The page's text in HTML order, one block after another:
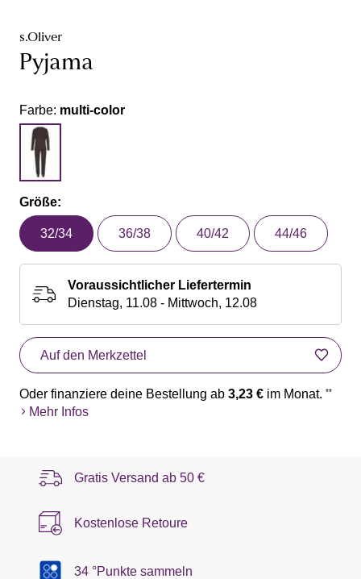
s.Oliver
Pyjama
Farbe: multi-color
Größe:
32/34 36/38 40/42 44/46
Voraussichtlicher Liefertermin
Dienstag, 11.08 - Mittwoch, 12.08
Auf den Merkzettel
Oder finanziere deine Bestellung ab 3,23 € im Monat. **
Mehr Infos
Gratis Versand ab 50 €
Kostenlose Retoure
34 °Punkte sammeln